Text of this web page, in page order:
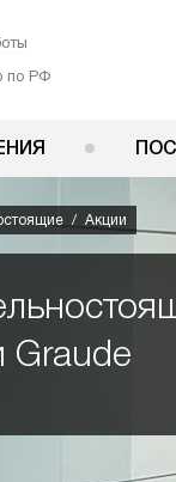
по РФ
Акции
Graude